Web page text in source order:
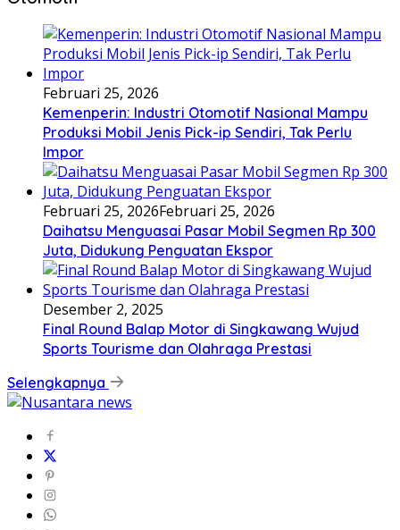
Februari 25, 2026
Kemenperin: Industri Otomotif Nasional Mampu
Produksi Mobil Jenis Pick-ip Sendiri, Tak Perlu
Impor
Februari 25, 2026Februari 25, 2026
Daihatsu Menguasai Pasar Mobil Segmen Rp 300
Juta, Didukung Penguatan Ekspor
Desember 2, 2025
Final Round Balap Motor di Singkawang Wujud
Sports Tourisme dan Olahraga Prestasi
Selengkapnya